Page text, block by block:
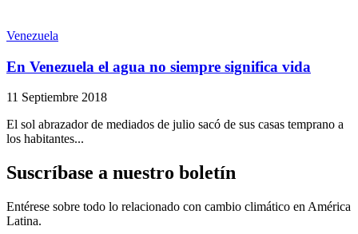
Venezuela
En Venezuela el agua no siempre significa vida
11 Septiembre 2018
El sol abrazador de mediados de julio sacó de sus casas temprano a
los habitantes...
Suscríbase a nuestro boletín
Entérese sobre todo lo relacionado con cambio climático en América
Latina.